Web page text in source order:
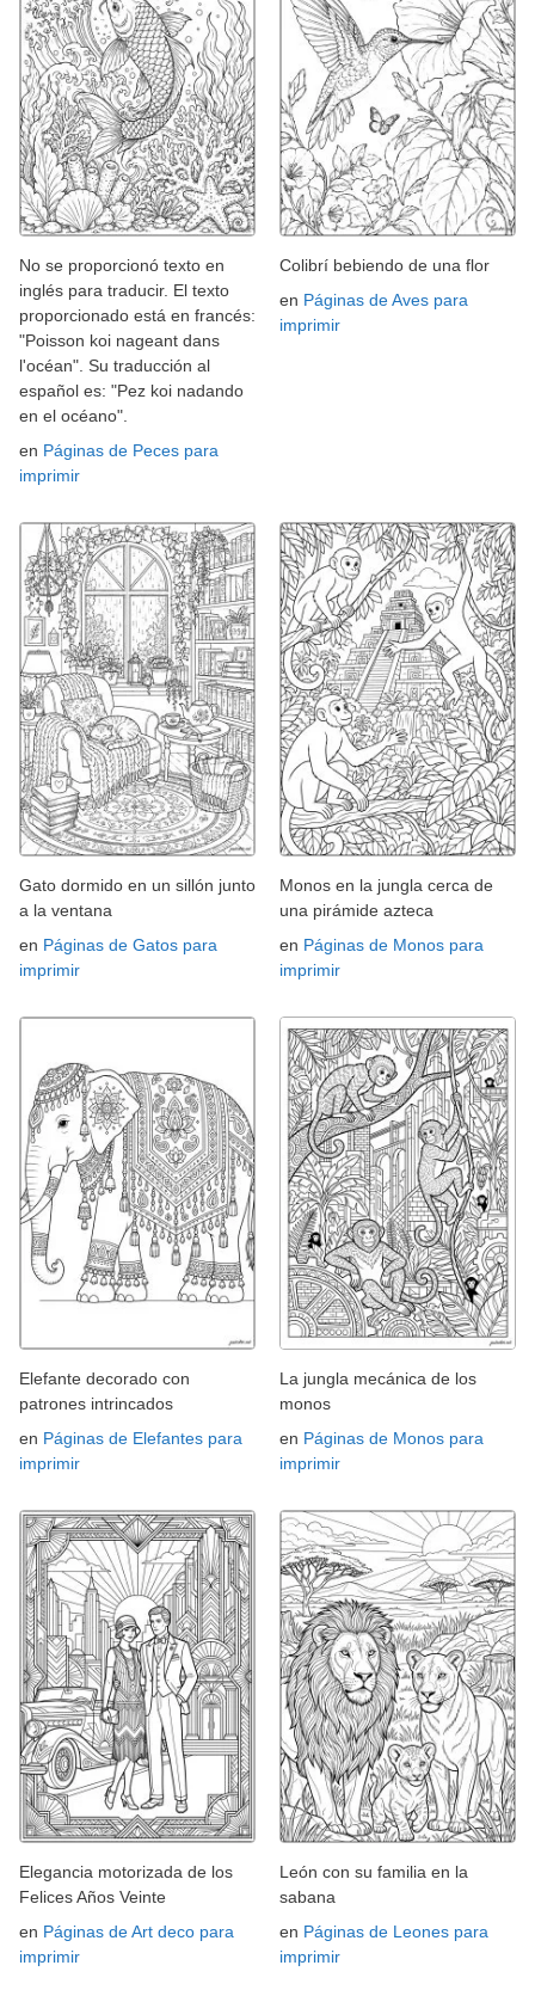
No se proporcionó texto en
inglés para traducir. El texto
proporcionado está en francés:
"Poisson koi nageant dans
l'océan". Su traducción al
español es: "Pez koi nadando
en el océano".
en Páginas de Peces para
imprimir
Colibrí bebiendo de una flor
en Páginas de Aves para
imprimir
Gato dormido en un sillón junto
a la ventana
en Páginas de Gatos para
imprimir
Monos en la jungla cerca de
una pirámide azteca
en Páginas de Monos para
imprimir
Elefante decorado con
patrones intrincados
en Páginas de Elefantes para
imprimir
La jungla mecánica de los
monos
en Páginas de Monos para
imprimir
Elegancia motorizada de los
Felices Años Veinte
en Páginas de Art deco para
imprimir
León con su familia en la
sabana
en Páginas de Leones para
imprimir